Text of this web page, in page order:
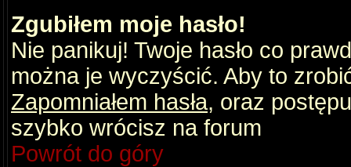
Zgubiłem moje hasło!
Nie panikuj! Twoje hasło co
można je wyczyścić. Aby to
Zapomniałem hasła, oraz
szybko wrócisz na forum
Powrót do góry